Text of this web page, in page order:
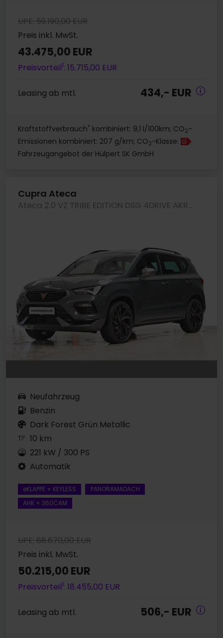
UPE: 59.190,00 EUR
Preis inkl. MwSt.
43.475,00 EUR
Preisvorteil1: 15.715,00 EUR
Leasing ab mtl. 434,- EUR
Kraftstoffverbrauch* kombiniert: 9,1 l/100km; CO2-
Emissionen kombiniert: 207 g/km; CO2-Klasse: G
Fahrzeugangebot der Hülpert SK GmbH
Cupra Ateca
Ateca 2.0 VZ TRIBE EDITION DSG 4DRIVE AKRAPOVIC
Neufahrzeug
Benzin
Dark Forest Grün Metallic
10 km
221 kW / 300 PS
Automatik
eKLAPPE + KEYLESS
PANORAMADACH
AHK + 360CAM
UPE: 68.670,00 EUR
Preis inkl. MwSt.
50.215,00 EUR
Preisvorteil1: 18.455,00 EUR
Leasing ab mtl. 506,- EUR